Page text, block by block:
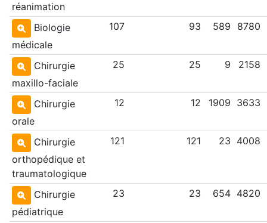
réanimation
Biologie
médicale
107 93 589 8780
Chirurgie
maxillo-faciale
25 25 9 2158
Chirurgie
orale
12 12 1909 3633
Chirurgie
orthopédique et
traumatologique
121 121 23 4008
Chirurgie
pédiatrique
23 23 654 4820